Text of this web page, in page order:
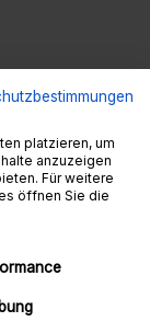
platzieren, um
anzuzeigen
Für weitere
öffnen Sie die